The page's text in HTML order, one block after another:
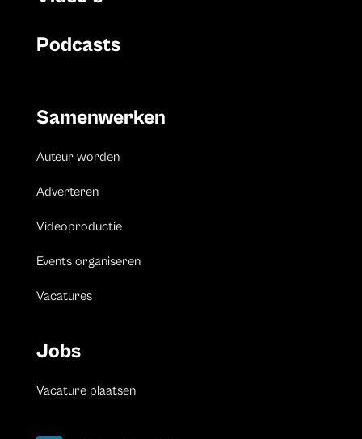
Podcasts
Samenwerken
Auteur worden
Adverteren
Videoproductie
Events organiseren
Vacatures
Jobs
Vacature plaatsen